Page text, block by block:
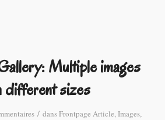
Multiple images
different sizes
/ dansFrontpage Article,Images,